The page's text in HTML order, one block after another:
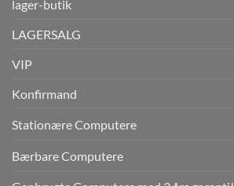
lager-butik
LAGERSALG
VIP
Konfirmand
Stationære Computere
Bærbare Computere